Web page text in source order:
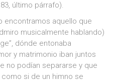
último párrafo).
encontramos aquello que
musicalmente hablando)
dónde entonaba
y matrimonio iban juntos
no podían separarse y que
si de un himno se